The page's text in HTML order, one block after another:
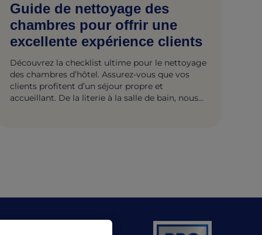
Guide de nettoyage des
chambres pour offrir une
excellente expérience clients
Découvrez la checklist ultime pour le nettoyage
des chambres d’hôtel. Assurez-vous que vos
clients profitent d’un séjour propre et
accueillant. De la literie à la salle de bain, nous